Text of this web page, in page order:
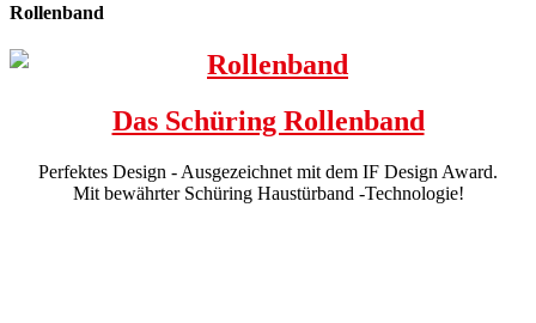
Rollenband
Das Schüring Rollenband
Perfektes Design - Ausgezeichnet mit dem IF Design Award.
Mit bewährter Schüring Haustürband -Technologie!